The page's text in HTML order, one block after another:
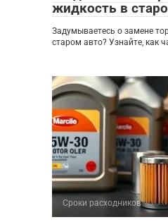
жидкость в
Задумываетесь о замене
старом авто? Узнайте, как
Сроки расходников